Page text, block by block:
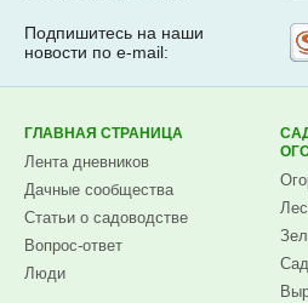
Подпишитесь на наши
новости по e-mail:
ГЛАВНАЯ СТРАНИЦА
Лента дневников
Дачные сообщества
Статьи о садоводстве
Вопрос-ответ
Люди